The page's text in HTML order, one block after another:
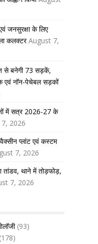
एवं जनसुरक्षा के लिए
कलक्टर August 7,
से बनेगी 73 सड़कें,
एवं नॉन-पेचेबल सड़कों
में सत्र 2026-27 के
2026
प्लांट एवं कस्टम
7, 2026
तांडव, थाने में तोड़फोड़,
7, 2026
(93)